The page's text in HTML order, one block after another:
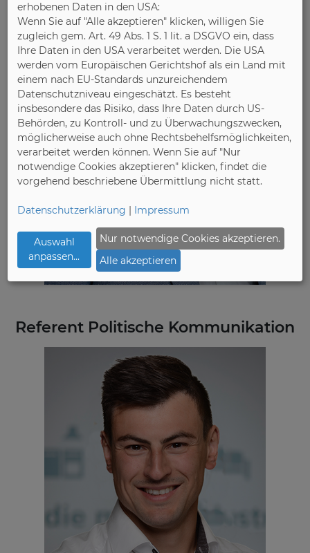
Referent Politische Kommunikation
DOMINIK KLOSTER
erhobenen Daten in den USA:
Wenn Sie auf "Alle akzeptieren" klicken, willigen Sie
zugleich gem. Art. 49 Abs. 1 S. 1 lit. a DSGVO ein, dass
Ihre Daten in den USA verarbeitet werden. Die USA
werden vom Europäischen Gerichtshof als ein Land mit
einem nach EU-Standards unzureichendem
Datenschutzniveau eingeschätzt. Es besteht
insbesondere das Risiko, dass Ihre Daten durch US-
Behörden, zu Kontroll- und zu Überwachungszwecken,
möglicherweise auch ohne Rechtsbehelfsmöglichkeiten,
verarbeitet werden können. Wenn Sie auf "Nur
notwendige Cookies akzeptieren" klicken, findet die
vorgehend beschriebene Übermittlung nicht statt.
Datenschutzerklärung | Impressum
Auswahl
anpassen...
Nur notwendige Cookies akzeptieren.
Alle akzeptieren